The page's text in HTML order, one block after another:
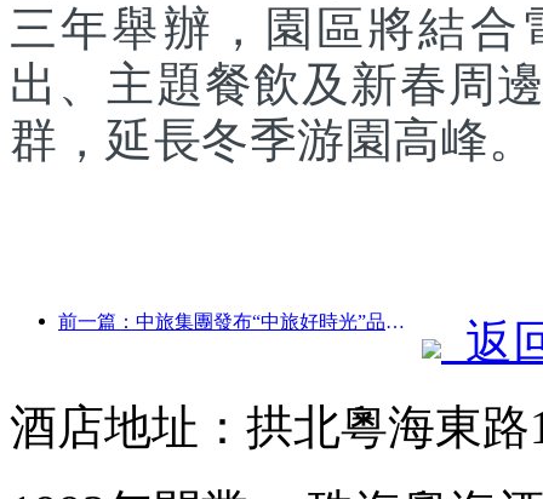
三年舉辦，園區將結合
出、主題餐飲及新春周
群，延長冬季游園高峰。
前一篇：中旅集團發布“中旅好時光”品牌，布局銀發旅游市場
返
酒店地址：拱北粵海東